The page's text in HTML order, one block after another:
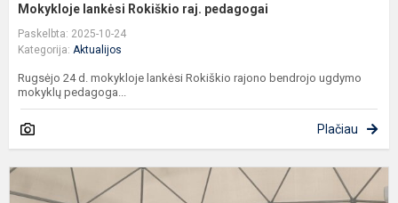
Mokykloje lankėsi Rokiškio raj. pedagogai
Paskelbta: 2025-10-24
Kategorija: Aktualijos
Rugsėjo 24 d. mokykloje lankėsi Rokiškio rajono bendrojo ugdymo
mokyklų pedagoga...
Plačiau